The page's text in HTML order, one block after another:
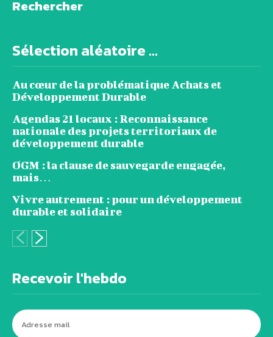
Rechercher
Sélection aléatoire ...
Au cœur de la problématique Achats et
Développement Durable
Agendas 21 locaux : Reconnaissance
nationale des projets territoriaux de
développement durable
OGM : la clause de sauvegarde engagée,
mais…
Vivre autrement : pour un développement
durable et solidaire
Recevoir l'hebdo